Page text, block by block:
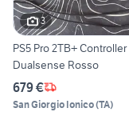
3
PS5 Pro 2TB+ Controller
Dualsense Rosso
679 €
San Giorgio Ionico(TA)